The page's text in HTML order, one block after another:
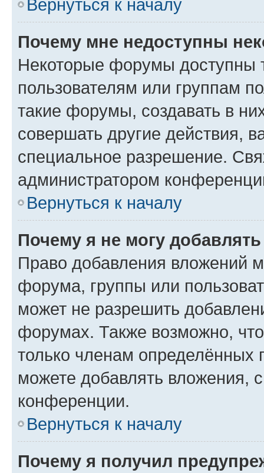
Вернуться к началу
Почему мне недоступны
Некоторые форумы доступны
пользователям или группам
такие форумы, создавать в
совершать другие действия,
специальное разрешение.
администратором
Вернуться к началу
Почему я не могу
Право добавления вложений
форума, группы или
может не разрешить
форумах. Также возможно,
только членам определённых
можете добавлять вложения,
конференции.
Вернуться к началу
Почему я получил